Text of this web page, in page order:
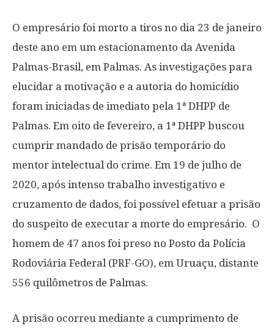
O empresário foi morto a tiros no dia 23 de janeiro
deste ano em um estacionamento da Avenida
Palmas-Brasil, em Palmas. As investigações para
elucidar a motivação e a autoria do homicídio
foram iniciadas de imediato pela 1ª DHPP de
Palmas. Em oito de fevereiro, a 1ª DHPP buscou
cumprir mandado de prisão temporário do
mentor intelectual do crime. Em 19 de julho de
2020, após intenso trabalho investigativo e
cruzamento de dados, foi possível efetuar a prisão
do suspeito de executar a morte do empresário. O
homem de 47 anos foi preso no Posto da Polícia
Rodoviária Federal (PRF-GO), em Uruaçu, distante
556 quilômetros de Palmas.
A prisão ocorreu mediante a cumprimento de